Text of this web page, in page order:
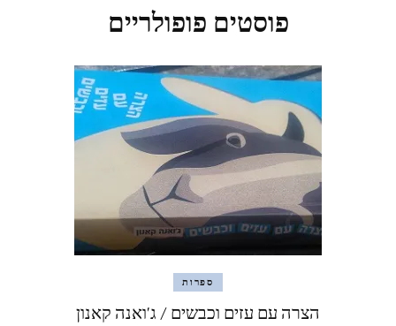
פוסטים פופולריים
ספרות
הצרה עם עזים וכבשים / ג'ואנה קאנון